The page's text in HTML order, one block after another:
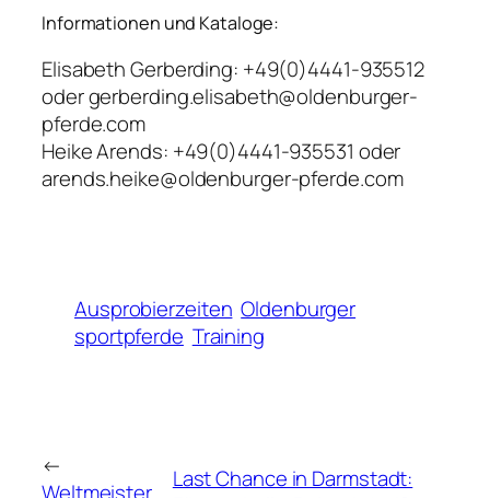
Informationen und Kataloge:
Elisabeth Gerberding: +49(0)4441-935512
oder gerberding.elisabeth@oldenburger-
pferde.com
Heike Arends: +49(0)4441-935531 oder
arends.heike@oldenburger-pferde.com
Ausprobierzeiten Oldenburger
sportpferde Training
←
Weltmeister
Last Chance in Darmstadt: